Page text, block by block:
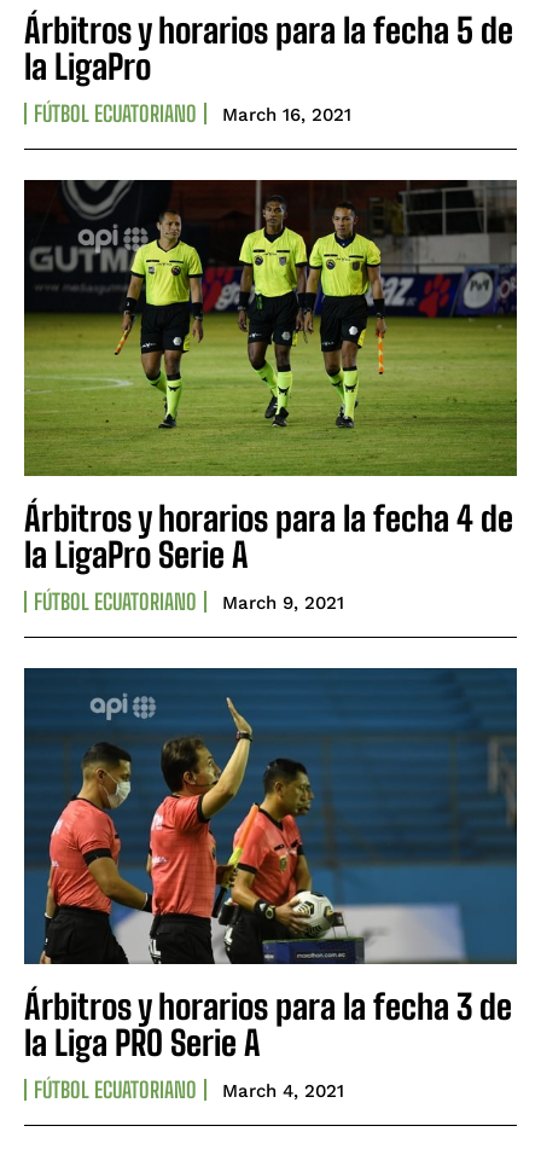
Árbitros y horarios para la fecha 5 de
la LigaPro
FÚTBOL ECUATORIANO March 16, 2021
Árbitros y horarios para la fecha 4 de
la LigaPro Serie A
FÚTBOL ECUATORIANO March 9, 2021
Árbitros y horarios para la fecha 3 de
la Liga PRO Serie A
FÚTBOL ECUATORIANO March 4, 2021